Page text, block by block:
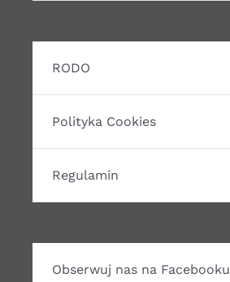
RODO
Polityka Cookies
Regulamin
Obserwuj nas na Facebooku